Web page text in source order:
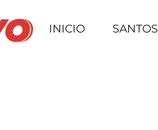
INICIO SANTOS